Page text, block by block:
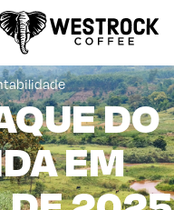
DO
EM